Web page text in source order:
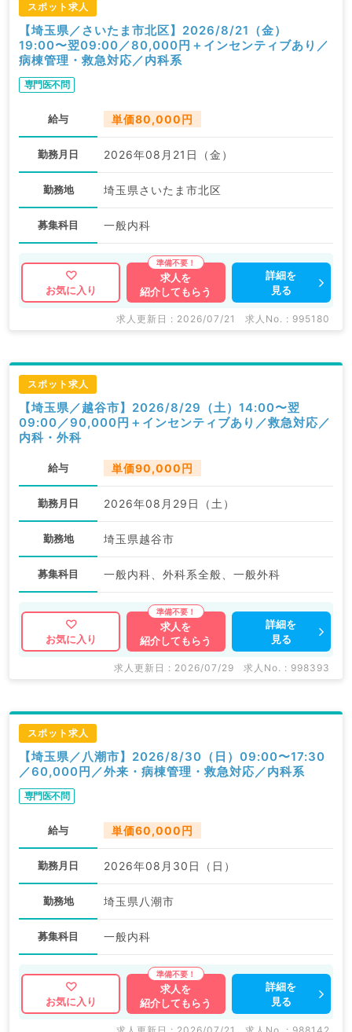
スポット求人
【埼玉県／さいたま市北区】2026/8/21（金）
19:00〜翌09:00／80,000円＋インセンティブあり／
病棟管理・救急対応／内科系
専門医不問
給与 単価80,000円
勤務月日 2026年08月21日（金）
勤務地 埼玉県さいたま市北区
募集科目 一般内科
お気に入り
求人を
紹介してもらう
詳細を
見る
求人更新日 : 2026/07/21 求人No. : 995180
スポット求人
【埼玉県／越谷市】2026/8/29（土）14:00〜翌
09:00／90,000円＋インセンティブあり／救急対応／
内科・外科
給与 単価90,000円
勤務月日 2026年08月29日（土）
勤務地 埼玉県越谷市
募集科目 一般内科、外科系全般、一般外科
お気に入り
求人を
紹介してもらう
詳細を
見る
求人更新日 : 2026/07/29 求人No. : 998393
スポット求人
【埼玉県／八潮市】2026/8/30（日）09:00〜17:30
／60,000円／外来・病棟管理・救急対応／内科系
専門医不問
給与 単価60,000円
勤務月日 2026年08月30日（日）
勤務地 埼玉県八潮市
募集科目 一般内科
お気に入り
求人を
紹介してもらう
詳細を
見る